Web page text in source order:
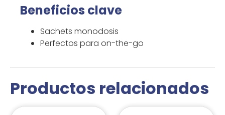
Beneficios clave
Sachets monodosis
Perfectos para on-the-go
Productos relacionados